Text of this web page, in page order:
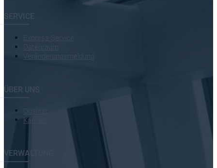
ÜBER UNS
Karriere
VERWALTUNG